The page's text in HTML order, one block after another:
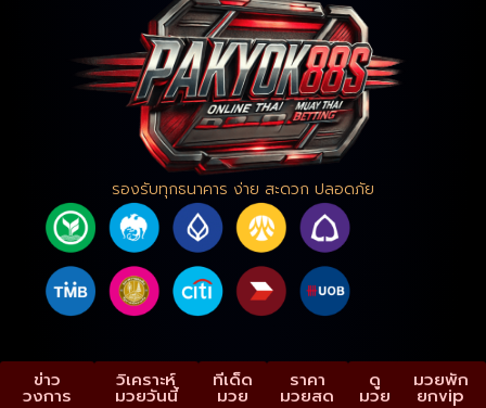
รองรับทุกธนาคาร ง่าย สะดวก ปลอดภัย
ข่าว
วงการ
วิเคราะห์
มวยวันนี้
ทีเด็ด
มวย
ราคา
มวยสด
ดู
มวย
มวยพัก
ยกvip